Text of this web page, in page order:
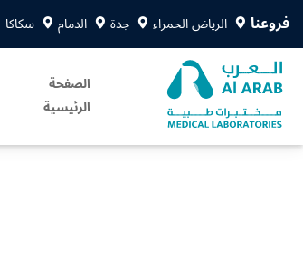
فروعنا الرياض الحمراء جدة الدمام سكاكا
الصفحة
الرئيسية